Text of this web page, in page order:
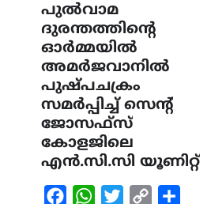
പുൽവാമ
ദുരന്തത്തിൻ്റെ
ഓർമ്മയിൽ
അമർജവാനിൽ
പുഷ്പചക്രം
സമർപ്പിച്ച് സെൻ്റ്
ജോസഫ്സ്
കോളജിലെ
എൻ.സി.സി യൂണിറ്റ്
FacebookWhatsAppTwitterCopy